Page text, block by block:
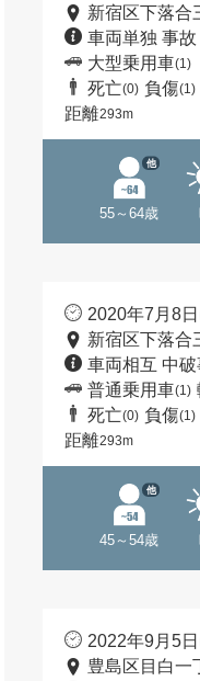
新宿区下落合
車両単独 事故
大型乗用車(1)
死亡(0) 負傷(1)
距離293m
55～64歳
他
2020年7月8
新宿区下落合
車両相互 中破
普通乗用車(1)
死亡(0) 負傷(1)
距離293m
45～54歳
他
2022年9月5
豊島区目白一